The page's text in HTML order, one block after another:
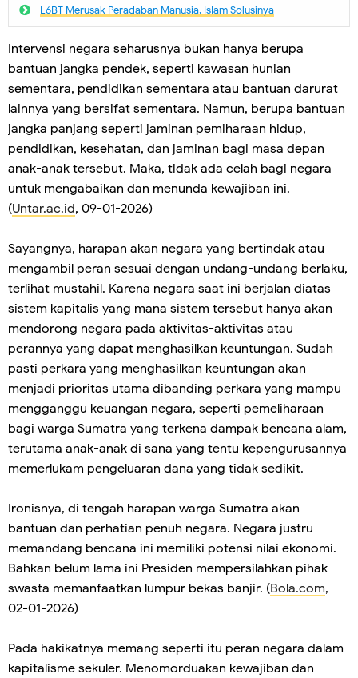
L6BT Merusak Peradaban Manusia, IsIam Solusinya
Intervensi negara seharusnya bukan hanya berupa
bantuan jangka pendek, seperti kawasan hunian
sementara, pendidikan sementara atau bantuan darurat
lainnya yang bersifat sementara. Namun, berupa bantuan
jangka panjang seperti jaminan pemiharaan hidup,
pendidikan, kesehatan, dan jaminan bagi masa depan
anak-anak tersebut. Maka, tidak ada celah bagi negara
untuk mengabaikan dan menunda kewajiban ini.
(Untar.ac.id, 09-01-2026)
Sayangnya, harapan akan negara yang bertindak atau
mengambil peran sesuai dengan undang-undang berlaku,
terlihat mustahil. Karena negara saat ini berjalan diatas
sistem kapitalis yang mana sistem tersebut hanya akan
mendorong negara pada aktivitas-aktivitas atau
perannya yang dapat menghasilkan keuntungan. Sudah
pasti perkara yang menghasilkan keuntungan akan
menjadi prioritas utama dibanding perkara yang mampu
mengganggu keuangan negara, seperti pemeliharaan
bagi warga Sumatra yang terkena dampak bencana alam,
terutama anak-anak di sana yang tentu kepengurusannya
memerlukam pengeluaran dana yang tidak sedikit.
Ironisnya, di tengah harapan warga Sumatra akan
bantuan dan perhatian penuh negara. Negara justru
memandang bencana ini memiliki potensi nilai ekonomi.
Bahkan belum lama ini Presiden mempersilahkan pihak
swasta memanfaatkan lumpur bekas banjir. (Bola.com,
02-01-2026)
Pada hakikatnya memang seperti itu peran negara dalam
kapitalisme sekuler. Menomorduakan kewajiban dan